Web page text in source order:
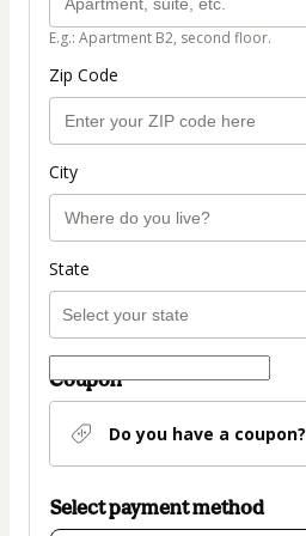
E.g.: Apartment B2, second floor.
Zip Code
City
State
Coupon
Do you have a coupon?
Select payment method